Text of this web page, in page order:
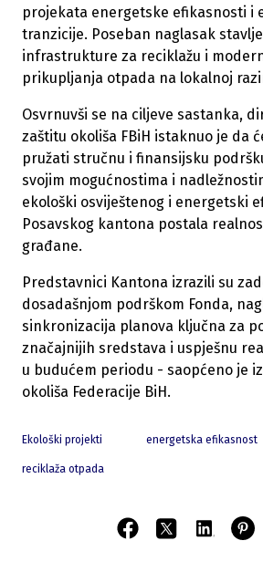
projekata energetske efikasnosti i
tranzicije. Poseban naglasak
infrastrukture za reciklažu i
prikupljanja otpada na lokalnoj
Osvrnuvši se na ciljeve sastanka,
zaštitu okoliša FBiH istaknuo je da
pružati stručnu i finansijsku
svojim mogućnostima i
ekološki osviještenog i energetski
Posavskog kantona postala
građane.
Predstavnici Kantona izrazili su
dosadašnjom podrškom Fonda,
sinkronizacija planova ključna za
značajnijih sredstava i uspješnu
u budućem periodu - saopćeno je
okoliša Federacije BiH.
Ekološki projekti energetska efikasnost
reciklaža otpada